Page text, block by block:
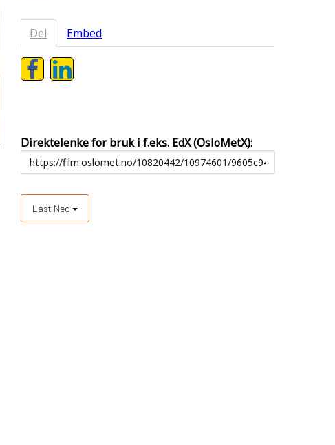
Del Embed
Direktelenke for bruk i f.eks. EdX (OsloMetX):
Last Ned